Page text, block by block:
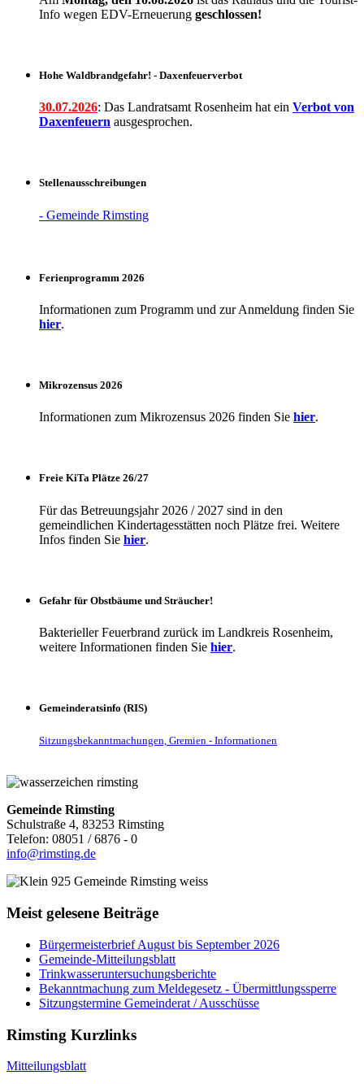
Info wegen EDV-Erneuerung geschlossen!
Hohe Waldbrandgefahr! - Daxenfeuerverbot
30.07.2026: Das Landratsamt Rosenheim hat ein Verbot von
Daxenfeuern ausgesprochen.
Stellenausschreibungen
- Gemeinde Rimsting
Ferienprogramm 2026
Informationen zum Programm und zur Anmeldung finden Sie
hier.
Mikrozensus 2026
Informationen zum Mikrozensus 2026 finden Sie hier.
Freie KiTa Plätze 26/27
Für das Betreuungsjahr 2026 / 2027 sind in den
gemeindlichen Kindertagesstätten noch Plätze frei. Weitere
Infos finden Sie hier.
Gefahr für Obstbäume und Sträucher!
Bakterieller Feuerbrand zurück im Landkreis Rosenheim,
weitere Informationen finden Sie hier.
Gemeinderatsinfo (RIS)
Sitzungsbekanntmachungen, Gremien - Informationen
Gemeinde Rimsting
Schulstraße 4, 83253 Rimsting
Telefon: 08051 / 6876 - 0
info@rimsting.de
Meist gelesene Beiträge
Bürgermeisterbrief August bis September 2026
Gemeinde-Mitteilungsblatt
Trinkwasseruntersuchungsberichte
Bekanntmachung zum Meldegesetz - Übermittlungssperre
Sitzungstermine Gemeinderat / Ausschüsse
Rimsting Kurzlinks
Mitteilungsblatt